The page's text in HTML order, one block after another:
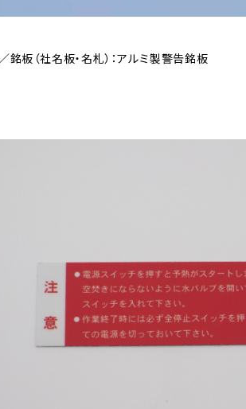
銘板（社名板・名札）：アルミ製警告銘板